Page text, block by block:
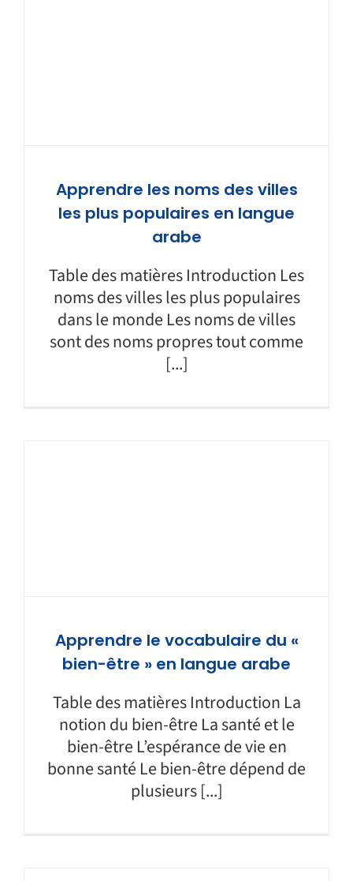
Apprendre les noms des villes
les plus populaires en langue
arabe
Table des matières Introduction Les
noms des villes les plus populaires
dans le monde Les noms de villes
sont des noms propres tout comme
[...]
Apprendre le vocabulaire du «
bien-être » en langue arabe
Table des matières Introduction La
notion du bien-être La santé et le
bien-être L’espérance de vie en
bonne santé Le bien-être dépend de
plusieurs [...]